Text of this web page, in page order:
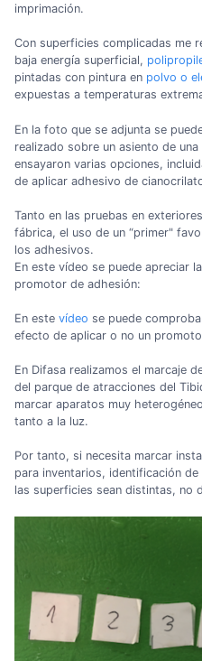
imprimación.
Con superficies complicadas me
baja energía superficial,
pintadas con pintura en polvo o
expuestas a temperaturas
En la foto que se adjunta se
realizado sobre un asiento de
ensayaron varias opciones,
de aplicar adhesivo de
Tanto en las pruebas en
fábrica, el uso de un “primer"
los adhesivos.
En este vídeo se puede apreciar
promotor de adhesión:
En este vídeo se puede
efecto de aplicar o no un
En Difasa realizamos el marcaje
del parque de atracciones del
marcar aparatos muy
tanto a la luz.
Por tanto, si necesita marcar
para inventarios, identificación
las superficies sean distintas, no